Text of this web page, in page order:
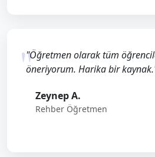
"Öğretmen olarak tüm
öneriyorum. Harika bir
Zeynep A.
Rehber Öğretmen